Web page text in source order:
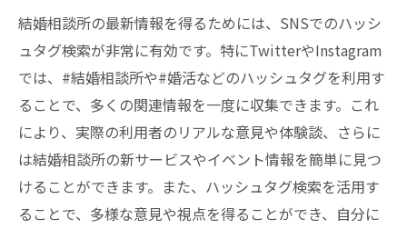
結婚相談所の最新情報を得るためには、SNSでのハッシ
ュタグ検索が非常に有効です。特にTwitterやInstagram
では、#結婚相談所や#婚活などのハッシュタグを利用す
ることで、多くの関連情報を一度に収集できます。これ
により、実際の利用者のリアルな意見や体験談、さらに
は結婚相談所の新サービスやイベント情報を簡単に見つ
けることができます。また、ハッシュタグ検索を活用す
ることで、多様な意見や視点を得ることができ、自分に